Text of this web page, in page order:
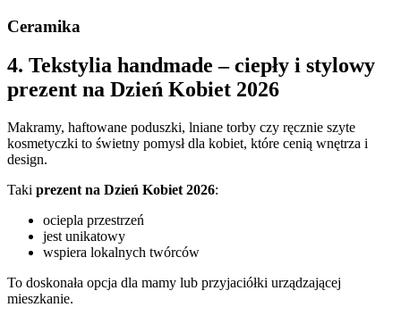
Ceramika
4. Tekstylia handmade – ciepły i stylowy
prezent na Dzień Kobiet 2026
Makramy, haftowane poduszki, lniane torby czy ręcznie szyte
kosmetyczki to świetny pomysł dla kobiet, które cenią wnętrza i
design.
Taki prezent na Dzień Kobiet 2026:
ociepla przestrzeń
jest unikatowy
wspiera lokalnych twórców
To doskonała opcja dla mamy lub przyjaciółki urządzającej
mieszkanie.